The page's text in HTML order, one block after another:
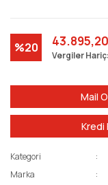
%20
Vergiler Hariç:
Mail
Kredi
Kategori
Marka